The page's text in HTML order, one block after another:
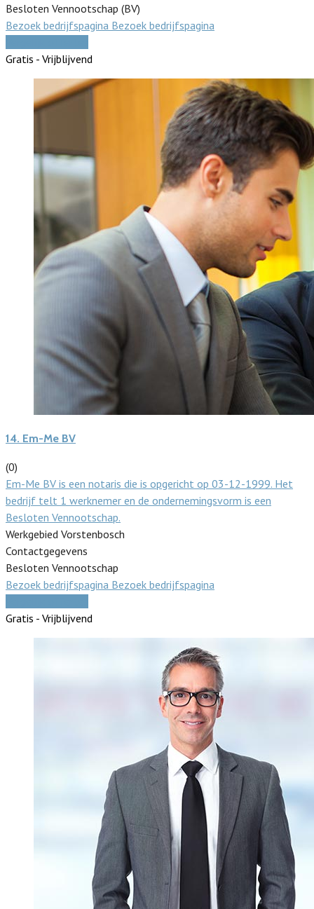
Besloten Vennootschap (BV)
Bezoek bedrijfspagina Bezoek bedrijfspagina
Gratis - Vrijblijvend
14. Em-Me BV
(0)
Em-Me BV is een notaris die is opgericht op 03-12-1999. Het
bedrijf telt 1 werknemer en de ondernemingsvorm is een
Besloten Vennootschap.
Werkgebied Vorstenbosch
Contactgegevens
Besloten Vennootschap
Bezoek bedrijfspagina Bezoek bedrijfspagina
Gratis - Vrijblijvend